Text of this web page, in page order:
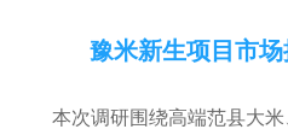
豫米新生项目市
本次调研围绕高端范县大